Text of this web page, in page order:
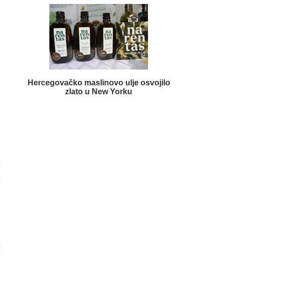
Hercegovačko maslinovo ulje osvojilo
zlato u New Yorku